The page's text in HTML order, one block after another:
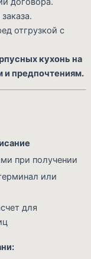
отгрузкой с
кухонь на
и предпочтениям.
при получении
или
для